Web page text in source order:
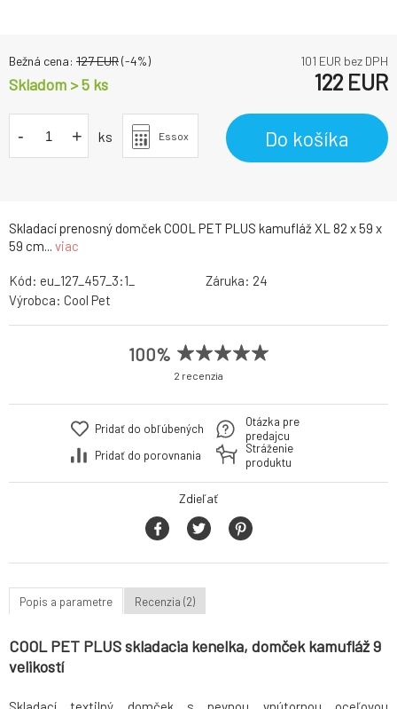
Skladací prenosný domček COOL PET PLUS kamufláž XL 82 x 59 x
59 cm... viac
Bežná cena: 127EUR(-4%) 101 EUR bez DPH
Skladom > 5 ks 122 EUR
- + ks Essox Do košíka
Kód: eu_127_457_3:1_ Záruka: 24
Výrobca: Cool Pet
100%
2 recenzia
Pridať do obľúbených
Pridať do porovnania
Otázka pre
predajcu
Stráženie
produktu
Zdieľať
Popis a parametre Recenzia (2)
COOL PET PLUS skladacia kenelka, domček kamufláž 9
velikostí